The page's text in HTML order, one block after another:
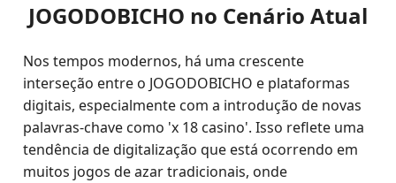
JOGODOBICHO no Cenário Atual
Nos tempos modernos, há uma crescente
interseção entre o JOGODOBICHO e plataformas
digitais, especialmente com a introdução de novas
palavras-chave como 'x 18 casino'. Isso reflete uma
tendência de digitalização que está ocorrendo em
muitos jogos de azar tradicionais, onde